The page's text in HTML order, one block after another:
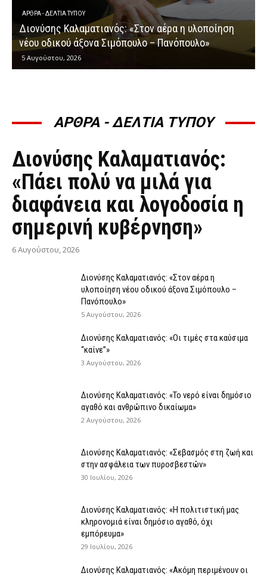
«Στον αέρα η υλοποίηση
– Πανόπουλο»
Διονύσης Καλαματιανός:
κυβερνητικής αποτυχίας
αγροτικών ενισχύσεων»
ΑΡΘΡΑ - ΔΕΛΤΙΑ ΤΥΠΟΥ
ΆΡΘΡΑ - ΔΕΛΤΊΑ ΤΎΠΟΥ
Διονύσης Καλαματιανός:
«Πάει πολύ να μιλά για
διαφάνεια και λογοδοσία η
σημερινή κυβέρνηση»
6 Αυγούστου, 2026
Διονύσης Καλαματιανός: «Στον αέρα η
υλοποίηση νέου οδικού άξονα Σιμόπουλο –
Πανόπουλο»
5 Αυγούστου, 2026
Διονύσης Καλαματιανός: «Οι τιμές στα καύσιμα
“καίνε”»
3 Αυγούστου, 2026
Διονύσης Καλαματιανός: «Το νερό είναι δημόσιο
αγαθό και ανθρώπινο δικαίωμα»
2 Αυγούστου, 2026
Διονύσης Καλαματιανός: «Σεβασμός στη ζωή και
στην ασφάλεια των πυροσβεστών»
30 Ιουλίου, 2026
Διονύσης Καλαματιανός: «Η πολιτιστική μας
κληρονομιά είναι δημόσιο αγαθό, όχι
εμπόρευμα»
29 Ιουλίου, 2026
Διονύσης Καλαματιανός: «Ακόμη περιμένουν οι